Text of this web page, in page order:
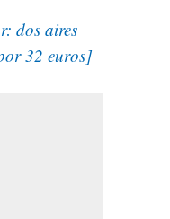
dos aires
32 euros]